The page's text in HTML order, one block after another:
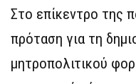
Στο επίκεντρο της
πρόταση για τη
μητροπολιτικού